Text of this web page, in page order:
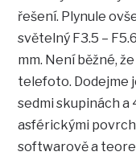
řešení. Plynule
světelný F3.5 –
mm. Není běžné,
telefoto. Dodejme
sedmi skupinách a
asférickými
softwarově a